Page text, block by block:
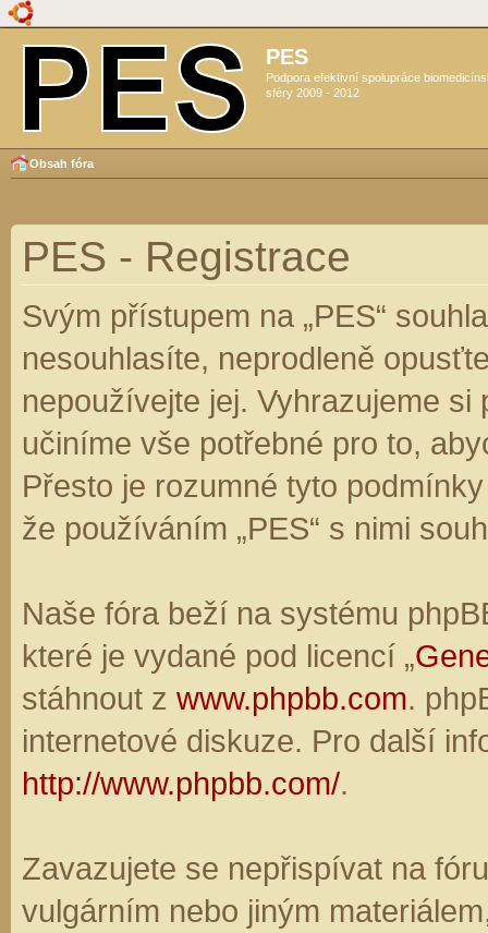
PES
Podpora efektivní spolupráce
sféry 2009 - 2012
Obsah fóra
PES - Registrace
Svým přístupem na „PES“
nesouhlasíte, neprodleně
nepoužívejte jej. Vyhrazujeme
učiníme vše potřebné pro to,
Přesto je rozumné tyto
že používáním „PES“ s nimi
Naše fóra beží na systému
které je vydané pod licencí „
stáhnout z www.phpbb.com.
internetové diskuze. Pro další
http://www.phpbb.com/.
Zavazujete se nepřispívat na
vulgárním nebo jiným